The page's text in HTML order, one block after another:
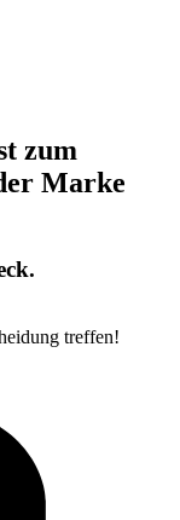
zum
Marke
treffen!